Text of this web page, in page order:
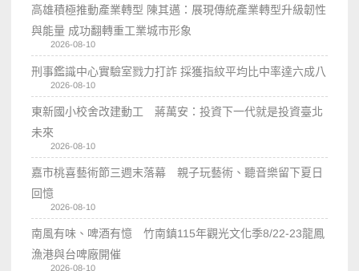
高雄積極推動產業轉型 陳其邁：展現傳統產業轉型升級韌性
與能量 成功翻轉重工業城市形象
2026-08-10
刑事鑑識中心實驗室戮力打詐 採獲指紋平均比中率達六成八
2026-08-10
東新國小校舍改建動工 蔣萬安：投資下一代就是投資臺北
未來
2026-08-10
嘉市桃喜藝術節三週末落幕 親子玩藝術、聽音樂留下夏日
回憶
2026-08-10
南風有味、啤酒有憶 竹南鎮115年觀光文化季8/22-23龍鳳
漁港與台啤廠開催
2026-08-10